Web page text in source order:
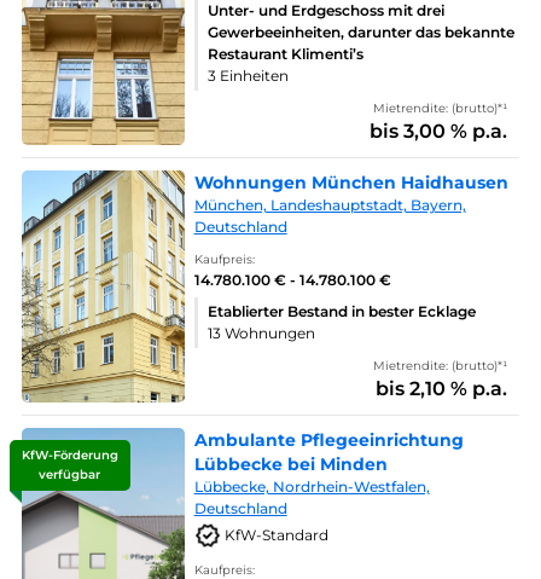
Unter- und Erdgeschoss mit drei
Gewerbeeinheiten, darunter das bekannte
Restaurant Klimenti’s
3 Einheiten
Mietrendite: (brutto)*¹
bis 3,00 % p.a.
Wohnungen München Haidhausen
München, Landeshauptstadt, Bayern,
Deutschland
Kaufpreis:
14.780.100 € - 14.780.100 €
Etablierter Bestand in bester Ecklage
13 Wohnungen
Mietrendite: (brutto)*¹
bis 2,10 % p.a.
KfW-Förderung
verfügbar
Ambulante Pflegeeinrichtung
Lübbecke bei Minden
Lübbecke, Nordrhein-Westfalen,
Deutschland
KfW-Standard
Kaufpreis: